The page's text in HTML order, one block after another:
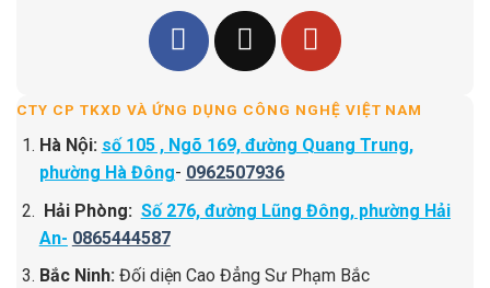
CTY CP TKXD VÀ ỨNG DỤNG CÔNG NGHỆ VIỆT NAM
Hà Nội: số 105 , Ngõ 169, đường Quang Trung,
phường Hà Đông- 0962507936
Hải Phòng: Số 276, đường Lũng Đông, phường Hải
An- 0865444587
Bắc Ninh: Đối diện Cao Đẳng Sư Phạm Bắc